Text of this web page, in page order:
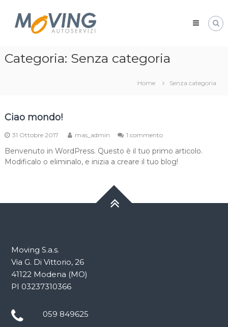
content
Moving
Auto
Servizi
aeroporto
bologna
Categoria: Senza categoria
Home Senza categoria
Ciao mondo!
31 Ottobre 2017 mas_admin 1 commentosu
mondo!
Benvenuto in WordPress. Questo è il tuo primo articolo.
Modificalo o eliminalo, e inizia a creare il tuo blog!
Moving S.a.s.
Via G. Di Vittorio, 26
41122 Modena (MO)
PI 03237310366
059 849625